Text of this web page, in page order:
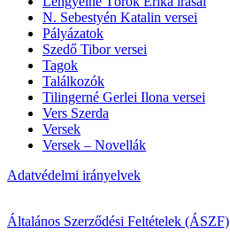
N. Sebestyén Katalin versei
Pályázatok
Szedő Tibor versei
Tagok
Találkozók
Tilingerné Gerlei Ilona versei
Vers Szerda
Versek
Versek – Novellák
Adatvédelmi irányelvek
Általános Szerződési Feltételek (ÁSZF)